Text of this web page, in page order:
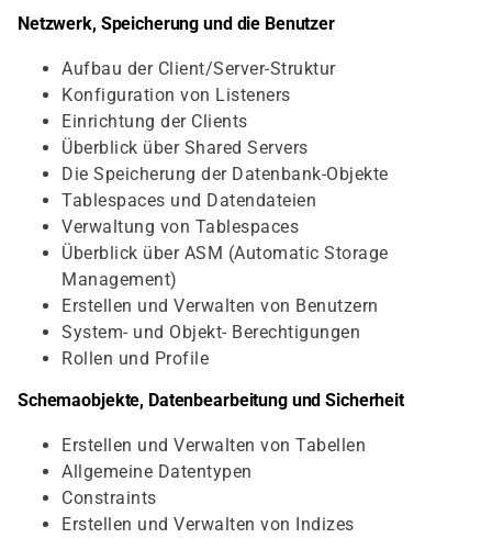
Netzwerk, Speicherung und die Benutzer
Aufbau der Client/Server-Struktur
Konfiguration von Listeners
Einrichtung der Clients
Überblick über Shared Servers
Die Speicherung der Datenbank-Objekte
Tablespaces und Datendateien
Verwaltung von Tablespaces
Überblick über ASM (Automatic Storage
Management)
Erstellen und Verwalten von Benutzern
System- und Objekt- Berechtigungen
Rollen und Profile
Schemaobjekte, Datenbearbeitung und Sicherheit
Erstellen und Verwalten von Tabellen
Allgemeine Datentypen
Constraints
Erstellen und Verwalten von Indizes